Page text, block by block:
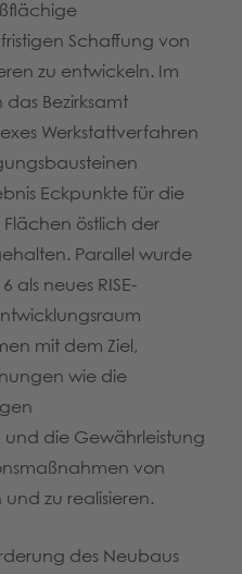
Schaffung von
zu entwickeln. Im
Bezirksamt
Werkstattverfahren
Eckpunkte für die
östlich der
Parallel wurde
als neues RISE-
mit dem Ziel,
wie die
die Gewährleistung
von
zu realisieren.
des Neubaus